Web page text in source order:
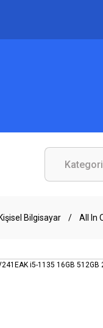
Kişisel Bilgisayar All In